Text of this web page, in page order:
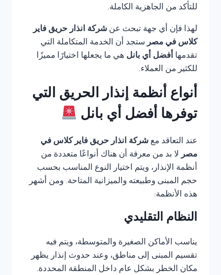
للتأكد من الجاهزية الكاملة.
لهذا فإن أي جهة تبحث عن شركة انذار حريق فاير
كلاس في مصر ستجد أن الخدمة المتكاملة التي
تقدمها أفضل أي بانل هي ما يجعلها اختيارًا مميزًا
للكثير من العملاء.
أنواع أنظمة إنذار الحريق التي
توفرها أفضل أي بانل
عند التعاقد مع شركة انذار حريق فاير كلاس في
مصر لا بد من معرفة أن هناك أنواعًا متعددة من
أنظمة الإنذار، ويتم اختيار النوع المناسب بحسب
حجم المبنى وطبيعته والميزانية المتاحة. ومن أشهر
هذه الأنظمة:
النظام التقليدي
يناسب الأماكن الصغيرة والمتوسطة، ويتم فيه
تقسيم المبنى إلى مناطق، وعند حدوث إنذار يظهر
مكان الخطر بشكل عام داخل المنطقة المحددة.